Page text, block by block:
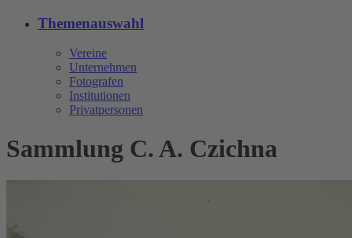
Themenauswahl
Vereine
Unternehmen
Fotografen
Institutionen
Privatpersonen
Sammlung C. A. Czichna